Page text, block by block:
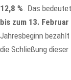
12,8 %. Das
bis zum 13.
Jahresbeginn
die Schließung